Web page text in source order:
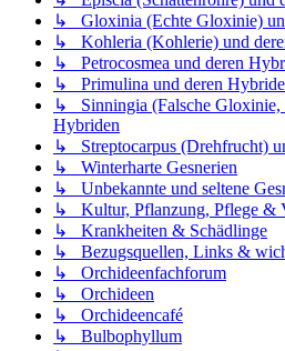
↳ Gloxinia (Echte Gloxinie)
↳ Kohleria (Kohlerie) und
↳ Petrocosmea und deren
↳ Primulina und deren
↳ Sinningia (Falsche Gloxinie,
Hybriden
↳ Streptocarpus (Drehfrucht)
↳ Winterharte Gesnerien
↳ Unbekannte und seltene
↳ Kultur, Pflanzung, Pflege &
↳ Krankheiten & Schädlinge
↳ Bezugsquellen, Links &
↳ Orchideenfachforum
↳ Orchideen
↳ Orchideencafé
↳ Bulbophyllum